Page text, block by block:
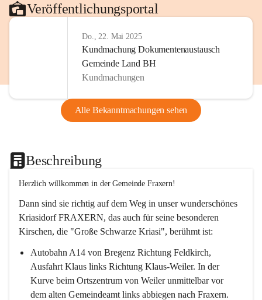
Veröffentlichungsportal
Do., 22. Mai 2025
Kundmachung Dokumentenaustausch
Gemeinde Land BH
Kundmachungen
Alle Bekanntmachungen sehen
Beschreibung
Herzlich willkommen in der Gemeinde Fraxern!
Dann sind sie richtig auf dem Weg in unser wunderschönes
Kriasidorf FRAXERN, das auch für seine besonderen
Kirschen, die "Große Schwarze Kriasi", berühmt ist:
Autobahn A14 von Bregenz Richtung Feldkirch,
Ausfahrt Klaus links Richtung Klaus-Weiler. In der
Kurve beim Ortszentrum von Weiler unmittelbar vor
dem alten Gemeindeamt links abbiegen nach Fraxern.